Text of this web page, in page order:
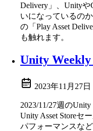
Delivery」、Unity
いになっているの
の「Play Asset
も触れます。
Unity Weekly
2023年11月27日
2023/11/27週の
Unity Asset Storeセ
パフォーマンスな